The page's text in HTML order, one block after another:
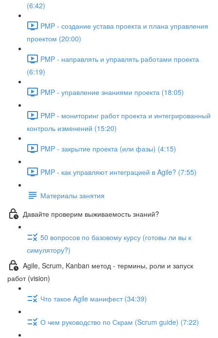
(6:42)
PMP - создание устава проекта и плана управления
проектом (20:00)
PMP - направлять и управлять работами проекта
(6:19)
PMP - управление знаниями проекта (18:05)
PMP - мониторинг работ проекта и интегрированный
контроль изменений (15:20)
PMP - закрытие проекта (или фазы) (4:15)
PMP - как управляют интеграцией в Agile? (7:55)
Материалы занятия
Давайте проверим выживаемость знаний?
50 вопросов по базовому курсу (готовы ли вы к
симулятору?)
Agile, Scrum, Kanban метод - термины, роли и запуск
работ (vision)
Что такое Agile манифест (34:39)
О чем руководство по Скрам (Scrum guide) (7:22)